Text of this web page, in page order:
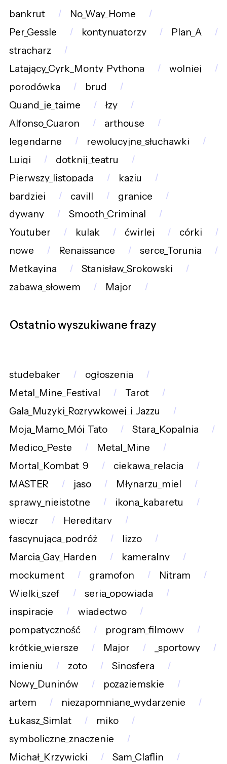
bankrut
No_Way_Home
Per_Gessle
kontynuatorzy
Plan_A
stracharz
Latający_Cyrk_Monty_Pythona
wolniej
porodówka
brud
Quand_je_taime
łzy
Alfonso_Cuaron
arthouse
legendarne
rewolucyjne_słuchawki
Luigi
dotknij_teatru
Pierwszy_listopada
kaziu
bardziej
cavill
granice
dywany
Smooth_Criminal
Youtuber
kulak ćwirlej
córki
nowe
Renaissance
serce_Torunia
Metkayina
Stanisław_Srokowski
zabawa_słowem
Major
Ostatnio wyszukiwane frazy
studebaker
ogłoszenia
Metal_Mine_Festival
Tarot
Gala_Muzyki_Rozrywkowej_i_Jazzu
Moja_Mamo_Mój_Tato
Stara_Kopalnia
Medico_Peste
Metal_Mine
Mortal_Kombat_9
ciekawa_relacja
MASTER
jaso
Młynarzu_miel
sprawy_nieistotne
ikona_kabaretu
wieczr
Hereditary
fascynująca_podróż
lizzo
Marcia_Gay_Harden
kameralny
mockument
gramofon
Nitram
Wielki_szef
seria_opowiada
inspiracje
wiadectwo
pompatyczność
program_filmowy
krótkie_wiersze
Major
_sportowy
imieniu
zoto
Sinosfera
Nowy_Duninów
pozaziemskie
artem
niezapomniane_wydarzenie
Łukasz_Simlat
miko
symboliczne_znaczenie
Michał_Krzywicki
Sam_Claflin